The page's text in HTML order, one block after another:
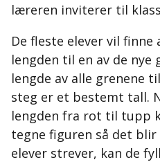
læreren inviterer til
De fleste elever vil finne
lengden til en av de nye
lengde av alle grenene
steg er et bestemt tall.
lengden fra rot til tupp
tegne figuren så det
elever strever, kan de